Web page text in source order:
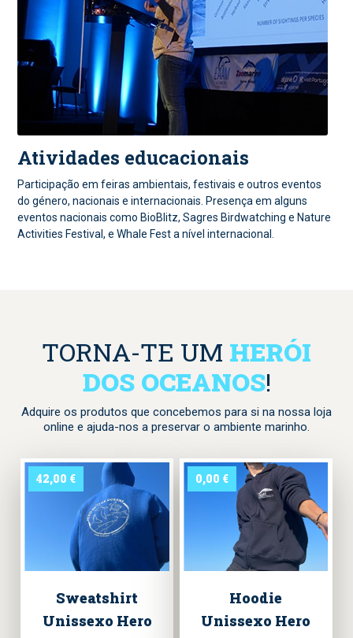
Atividades educacionais
Participação em feiras ambientais, festivais e outros eventos
do género, nacionais e internacionais. Presença em alguns
eventos nacionais como BioBlitz, Sagres Birdwatching e Nature
Activities Festival, e Whale Fest a nível internacional.
TORNA-TE UM HERÓI
DOS OCEANOS!
Adquire os produtos que concebemos para si na nossa loja
online e ajuda-nos a preservar o ambiente marinho.
42,00 €
Sweatshirt
Unissexo Hero
0,00 €
Hoodie
Unissexo Hero